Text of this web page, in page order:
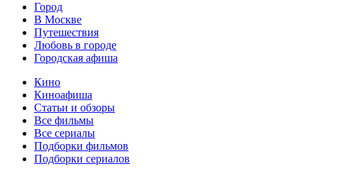
Город
В Москве
Путешествия
Любовь в городе
Городская афиша
Кино
Киноафиша
Статьи и обзоры
Все фильмы
Все сериалы
Подборки фильмов
Подборки сериалов